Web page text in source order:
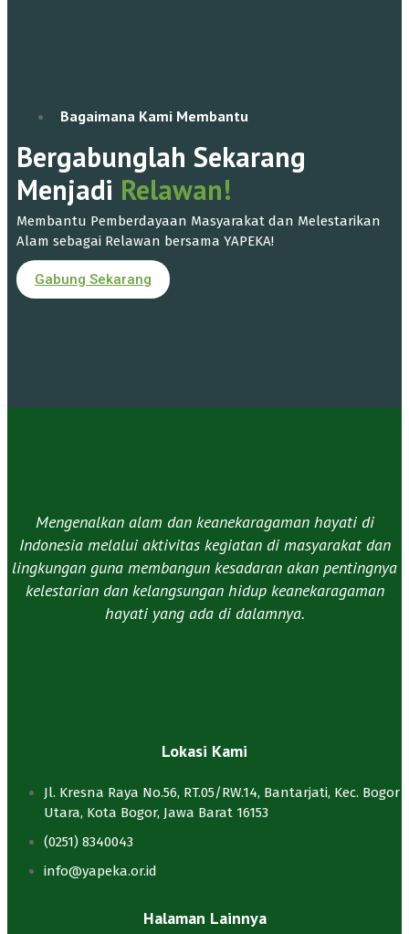
Bagaimana Kami Membantu
Bergabunglah Sekarang
Menjadi Relawan!
Membantu Pemberdayaan Masyarakat dan Melestarikan
Alam sebagai Relawan bersama YAPEKA!
Gabung Sekarang
Mengenalkan alam dan keanekaragaman hayati di
Indonesia melalui aktivitas kegiatan di masyarakat dan
lingkungan guna membangun kesadaran akan pentingnya
kelestarian dan kelangsungan hidup keanekaragaman
hayati yang ada di dalamnya.​
Lokasi Kami
Jl. Kresna Raya No.56, RT.05/RW.14, Bantarjati, Kec. Bogor
Utara, Kota Bogor, Jawa Barat 16153
(0251) 8340043
info@yapeka.or.id
Halaman Lainnya